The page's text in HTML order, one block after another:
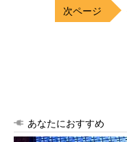
あなたにおすすめ